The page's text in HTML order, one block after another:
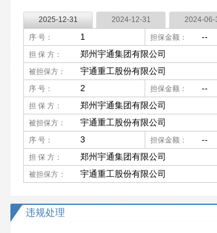
2025-12-31 2024-12-31 2024-06-
序 号： 1 担保金额： --
担 保 方： 郑州宇通集团有限公司
被担保方：
宇通重工股份有限公司
序 号： 2 担保金额： --
担 保 方： 郑州宇通集团有限公司
被担保方：
宇通重工股份有限公司
序 号： 3 担保金额： --
担 保 方： 郑州宇通集团有限公司
被担保方：
宇通重工股份有限公司
违规处理